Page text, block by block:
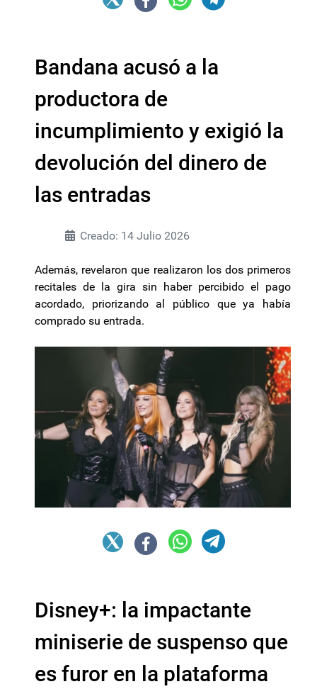
Bandana acusó a la
productora de
incumplimiento y exigió la
devolución del dinero de
las entradas
Creado: 14 Julio 2026
Además, revelaron que realizaron los dos primeros
recitales de la gira sin haber percibido el pago
acordado, priorizando al público que ya había
comprado su entrada.
Disney+: la impactante
miniserie de suspenso que
es furor en la plataforma